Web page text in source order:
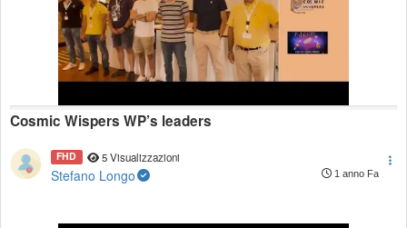
Cosmic Wispers WP’s leaders
FHD 5 Visualizzazioni
Stefano Longo 1 anno Fa